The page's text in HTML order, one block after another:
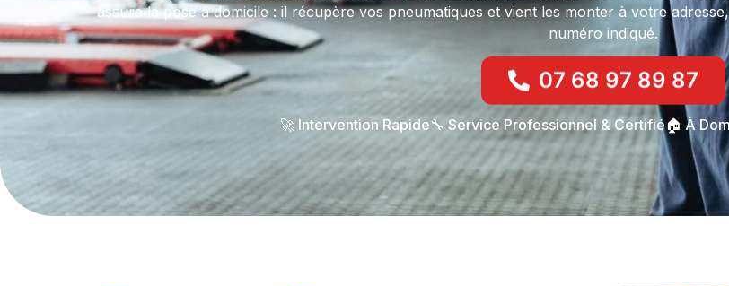
assure la pose à domicile : il récupère vos pneumatiques et vient les monter à votre
numéro indiqué.
07 68 97 89 87
🚀 Intervention Rapide🔧 Service Professionnel & Certifié🏠 À